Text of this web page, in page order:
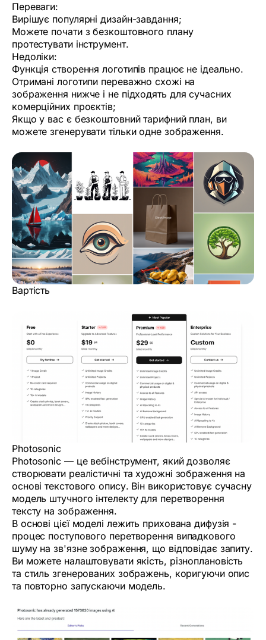
Переваги:
Вирішує популярні дизайн-завдання;
Можете почати з безкоштовного плану
протестувати інструмент.
Недоліки:
Функція створення логотипів працює не ідеально.
Отримані логотипи переважно схожі на
зображення нижче і не підходять для сучасних
комерційних проєктів;
Якщо у вас є безкоштовний тарифний план, ви
можете згенерувати тільки одне зображення.
Вартість
Photosonic
Photosonic — це вебінструмент, який дозволяє
створювати реалістичні та художні зображення на
основі текстового опису. Він використовує сучасну
модель штучного інтелекту для перетворення
тексту на зображення.
В основі цієї моделі лежить прихована дифузія -
процес поступового перетворення випадкового
шуму на зв'язне зображення, що відповідає запиту.
Ви можете налаштовувати якість, різноплановість
та стиль згенерованих зображень, коригуючи опис
та повторно запускаючи модель.